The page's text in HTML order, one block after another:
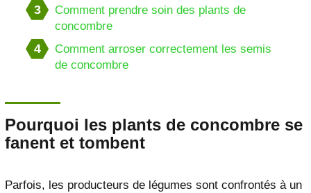
3
Comment prendre soin des plants de
concombre
4
Comment arroser correctement les semis
de concombre
Pourquoi les plants de concombre se
fanent et tombent
Parfois, les producteurs de légumes sont confrontés à un